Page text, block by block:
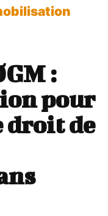
:
pour
droit de